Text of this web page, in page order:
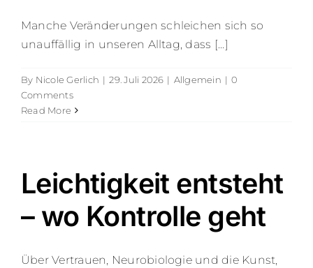
Manche Veränderungen schleichen sich so
unauffällig in unseren Alltag, dass [...]
By Nicole Gerlich | 29. Juli 2026 | Allgemein | 0
Comments
Read More
Leichtigkeit entsteht
– wo Kontrolle geht
Über Vertrauen, Neurobiologie und die Kunst,